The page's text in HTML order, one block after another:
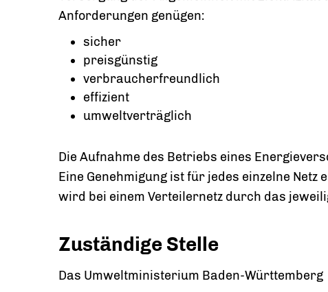
Anforderungen genügen:
sicher
preisgünstig
verbraucherfreundlich
effizient
umweltverträglich
Die Aufnahme des Betriebs eines
Eine Genehmigung ist für jedes einzelne Netz
wird bei einem Verteilernetz durch das
Zuständige Stelle
Das Umweltministerium Baden-Württemberg